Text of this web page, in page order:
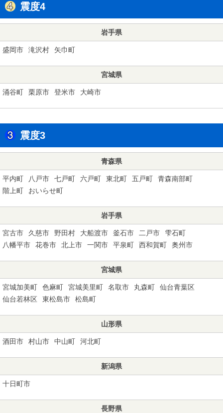
震度4
岩手県
盛岡市 滝沢村 矢巾町
宮城県
涌谷町 栗原市 登米市 大崎市
震度3
青森県
平内町 八戸市 七戸町 六戸町 東北町 五戸町
青森南部町
階上町
おいらせ町
岩手県
宮古市 久慈市 野田村 大船渡市 釜石市 二戸市
雫石町
八幡平市
花巻市 北上市 一関市 平泉町 西和賀町 奥州市
宮城県
宮城加美町 色麻町 宮城美里町 名取市 丸森町
仙台青葉区
仙台若林区
東松島市 松島町
山形県
酒田市 村山市 中山町 河北町
新潟県
十日町市
長野県